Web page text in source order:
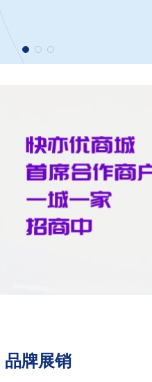
品牌展销